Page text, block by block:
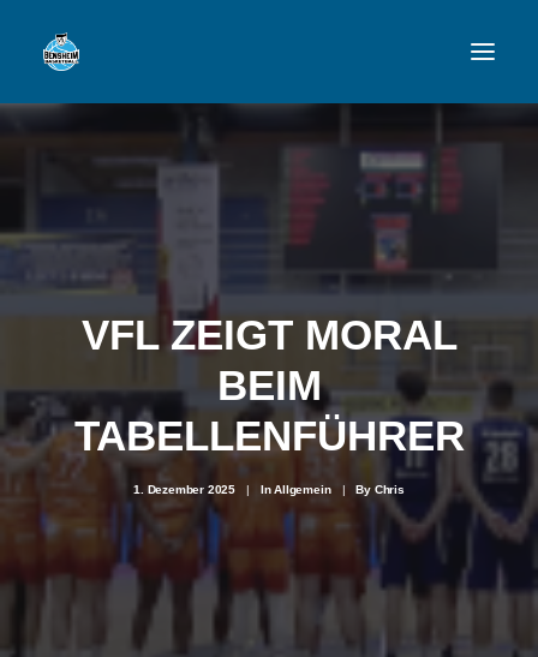
VFL BENSHEIM
VFL ZEIGT MORAL
BEIM
TABELLENFÜHRER
1. Dezember 2025 | InAllgemein | By Chris